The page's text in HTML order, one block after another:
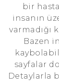
bir
insanın
Bazen
sayfalar
Detaylarla